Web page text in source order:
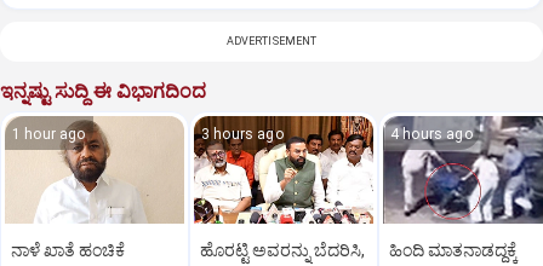
ADVERTISEMENT
ಇನ್ನಷ್ಟು ಸುದ್ದಿ ಈ ವಿಭಾಗದಿಂದ
1 hour ago
ನಾಳೆ ಖಾತೆ ಹಂಚಿಕೆ
3 hours ago
ಹೊರಟ್ಟಿ ಅವರನ್ನು ಬೆದರಿಸಿ,
4 hours ago
ಹಿಂದಿ ಮಾತನಾಡದ್ದಕ್ಕೆ